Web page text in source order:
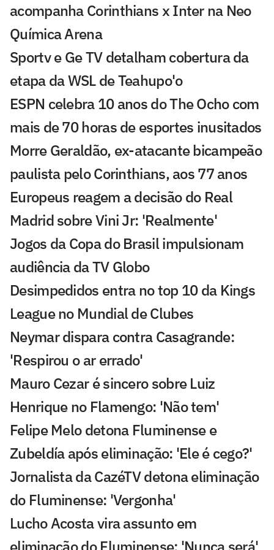
acompanha Corinthians x Inter na Neo
Química Arena
Sportv e Ge TV detalham cobertura da
etapa da WSL de Teahupo'o
ESPN celebra 10 anos do The Ocho com
mais de 70 horas de esportes inusitados
Morre Geraldão, ex-atacante bicampeão
paulista pelo Corinthians, aos 77 anos
Europeus reagem a decisão do Real
Madrid sobre Vini Jr: 'Realmente'
Jogos da Copa do Brasil impulsionam
audiência da TV Globo
Desimpedidos entra no top 10 da Kings
League no Mundial de Clubes
Neymar dispara contra Casagrande:
'Respirou o ar errado'
Mauro Cezar é sincero sobre Luiz
Henrique no Flamengo: 'Não tem'
Felipe Melo detona Fluminense e
Zubeldía após eliminação: 'Ele é cego?'
Jornalista da CazéTV detona eliminação
do Fluminense: 'Vergonha'
Lucho Acosta vira assunto em